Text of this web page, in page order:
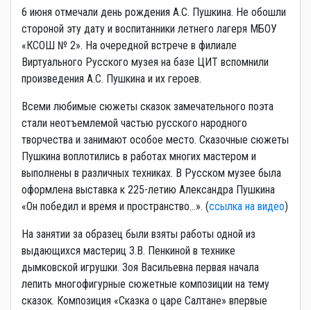
6 июня отмечали день рождения А.С. Пушкина. Не обошли
стороной эту дату и воспитанники летнего лагеря МБОУ
«КСОШ № 2». На очередной встрече в филиале
Виртуального Русского музея на базе ЦИТ вспомнили
произведения А.С. Пушкина и их героев.
Всеми любимые сюжеты сказок замечательного поэта
стали неотъемлемой частью русского народного
творчества и занимают особое место. Сказочные сюжеты
Пушкина воплотились в работах многих мастером и
выполнены в различных техниках. В Русском музее была
оформлена выставка к 225-летию Александра Пушкина
«Он победил и время и пространство...». (ссылка на видео)
На занятии за образец были взяты работы одной из
выдающихся мастериц З.В. Пенкиной в технике
дымковской игрушки. Зоя Васильевна первая начала
лепить многофигурные сюжетные композиции на тему
сказок. Композиция «Сказка о царе Салтане» впервые